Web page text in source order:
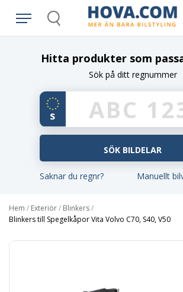
Search
Hitta produkter som
Sök på ditt regnummer
Saknar du regnr? Manuellt
Hem / Exteriör/ Blinkers/
Blinkers till Spegelkåpor Vita Volvo C70, S40, V50